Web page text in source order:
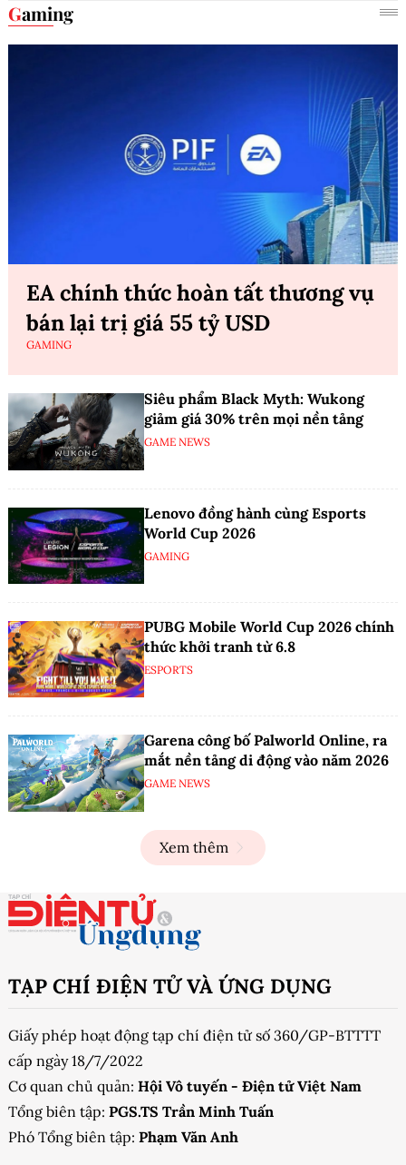
Gaming
EA chính thức hoàn tất thương vụ
bán lại trị giá 55 tỷ USD
GAMING
Siêu phẩm Black Myth: Wukong
giảm giá 30% trên mọi nền tảng
GAME NEWS
Lenovo đồng hành cùng Esports
World Cup 2026
GAMING
PUBG Mobile World Cup 2026 chính
thức khởi tranh từ 6.8
ESPORTS
Garena công bố Palworld Online, ra
mắt nền tảng di động vào năm 2026
GAME NEWS
Xem thêm
TẠP CHÍ ĐIỆN TỬ VÀ ỨNG DỤNG
Giấy phép hoạt động tạp chí điện tử số 360/GP-BTTTT
cấp ngày 18/7/2022
Cơ quan chủ quản: Hội Vô tuyến - Điện tử Việt Nam
Tổng biên tập: PGS.TS Trần Minh Tuấn
Phó Tổng biên tập: Phạm Văn Anh